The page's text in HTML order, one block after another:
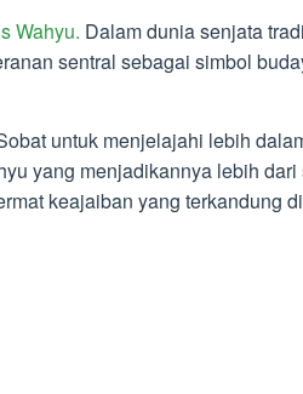
Wahyu. Dalam dunia senjata
sentral sebagai simbol
untuk menjelajahi lebih
yang menjadikannya lebih dari
keajaiban yang terkandung di